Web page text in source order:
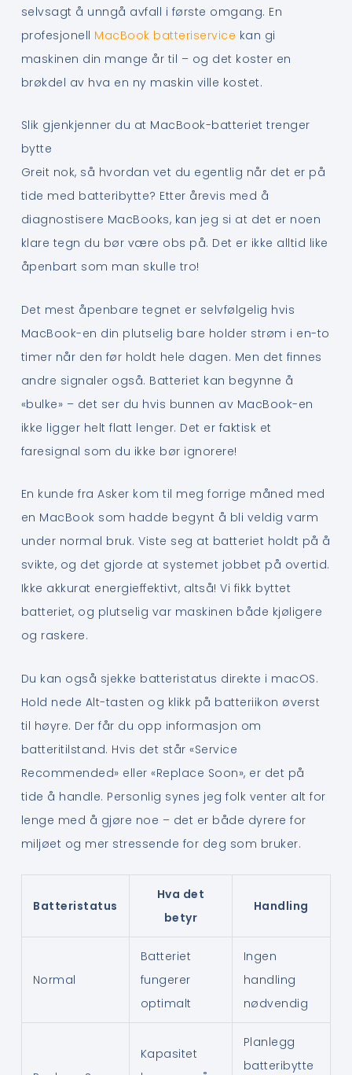
selvsagt å unngå avfall i første omgang. En
profesjonell MacBook batteriservice kan gi
maskinen din mange år til – og det koster en
brøkdel av hva en ny maskin ville kostet.
Slik gjenkjenner du at MacBook-batteriet trenger
bytte
Greit nok, så hvordan vet du egentlig når det er på
tide med batteribytte? Etter årevis med å
diagnostisere MacBooks, kan jeg si at det er noen
klare tegn du bør være obs på. Det er ikke alltid like
åpenbart som man skulle tro!
Det mest åpenbare tegnet er selvfølgelig hvis
MacBook-en din plutselig bare holder strøm i en-to
timer når den før holdt hele dagen. Men det finnes
andre signaler også. Batteriet kan begynne å
«bulke» – det ser du hvis bunnen av MacBook-en
ikke ligger helt flatt lenger. Det er faktisk et
faresignal som du ikke bør ignorere!
En kunde fra Asker kom til meg forrige måned med
en MacBook som hadde begynt å bli veldig varm
under normal bruk. Viste seg at batteriet holdt på å
svikte, og det gjorde at systemet jobbet på overtid.
Ikke akkurat energieffektivt, altså! Vi fikk byttet
batteriet, og plutselig var maskinen både kjøligere
og raskere.
Du kan også sjekke batteristatus direkte i macOS.
Hold nede Alt-tasten og klikk på batteriikon øverst
til høyre. Der får du opp informasjon om
batteritilstand. Hvis det står «Service
Recommended» eller «Replace Soon», er det på
tide å handle. Personlig synes jeg folk venter alt for
lenge med å gjøre noe – det er både dyrere for
miljøet og mer stressende for deg som bruker.
Batteristatus
Hva det
betyr
Handling
Normal
Batteriet
fungerer
optimalt
Ingen
handling
nødvendig
Kapasitet
Planlegg
batteribytte